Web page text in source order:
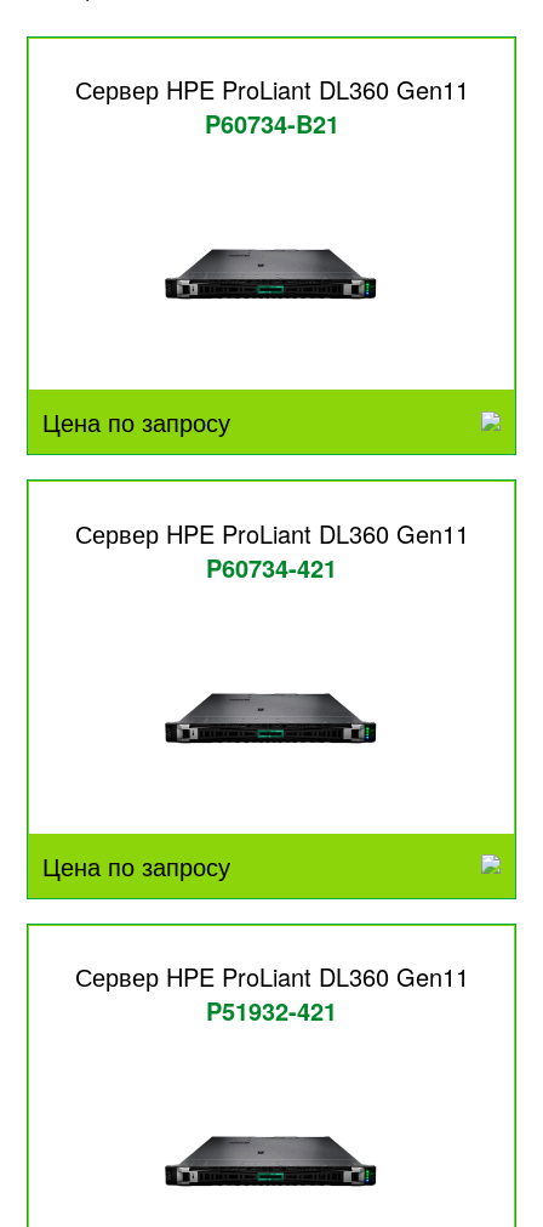
Сервер HPE ProLiant DL360 Gen11
P60734-B21
Цена по запросу
Сервер HPE ProLiant DL360 Gen11
P60734-421
Цена по запросу
Сервер HPE ProLiant DL360 Gen11
P51932-421